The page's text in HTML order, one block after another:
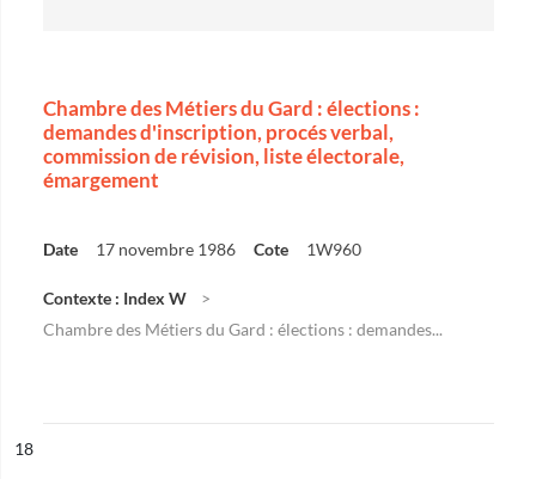
Chambre des Métiers du Gard : élections :
demandes d'inscription, procés verbal,
commission de révision, liste électorale,
émargement
Date 17 novembre 1986 Cote 1W960
Contexte : Index W
Chambre des Métiers du Gard : élections : demandes...
n°
18